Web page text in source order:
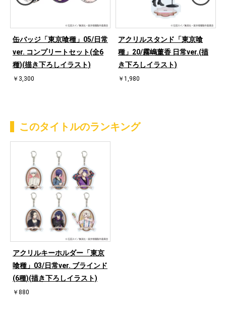
缶バッジ「東京喰種」05/日常
ver. コンプリートセット(全6
種)(描き下ろしイラスト)
￥3,300
アクリルスタンド「東京喰
種」20/霧嶋董香 日常ver.(描
き下ろしイラスト)
￥1,980
このタイトルのランキング
アクリルキーホルダー「東京
喰種」03/日常ver. ブラインド
(6種)(描き下ろしイラスト)
￥880